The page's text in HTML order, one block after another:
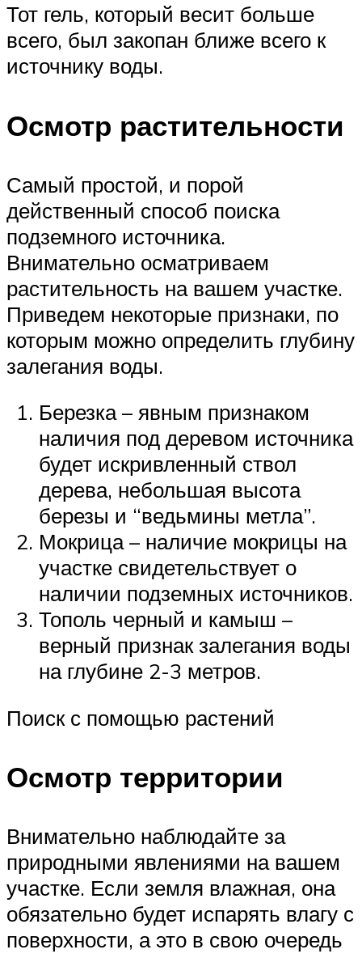
Тот гель, который весит больше
всего, был закопан ближе всего к
источнику воды.
Осмотр растительности
Самый простой, и порой
действенный способ поиска
подземного источника.
Внимательно осматриваем
растительность на вашем участке.
Приведем некоторые признаки, по
которым можно определить глубину
залегания воды.
Березка – явным признаком
наличия под деревом источника
будет искривленный ствол
дерева, небольшая высота
березы и “ведьмины метла”.
Мокрица – наличие мокрицы на
участке свидетельствует о
наличии подземных источников.
Тополь черный и камыш –
верный признак залегания воды
на глубине 2-3 метров.
Поиск с помощью растений
Осмотр территории
Внимательно наблюдайте за
природными явлениями на вашем
участке. Если земля влажная, она
обязательно будет испарять влагу с
поверхности, а это в свою очередь